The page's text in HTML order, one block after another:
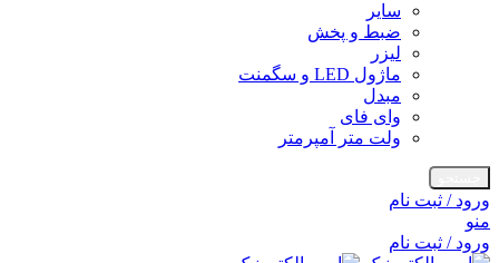
سایر
ضبط و پخش
لیزر
ماژول LED و سگمنت
مبدل
وای فای
ولت متر آمپرمتر
ورود / ثبت نام
منو
ورود / ثبت نام